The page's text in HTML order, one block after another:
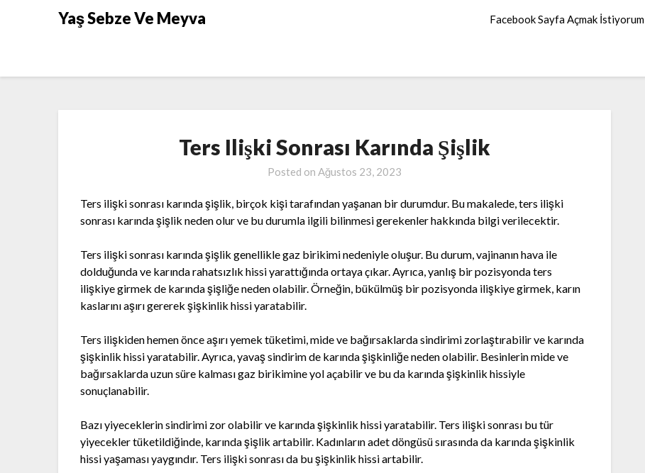
Yaş Sebze Ve Meyva Facebook Sayfa Açmak İstiyorum
Ters Ilişki Sonrası Karında Şişlik
Posted on Ağustos 23, 2023
Ters ilişki sonrası karında şişlik, birçok kişi tarafından yaşanan bir durumdur. Bu makalede, ters ilişki
sonrası karında şişlik neden olur ve bu durumla ilgili bilinmesi gerekenler hakkında bilgi verilecektir.
Ters ilişki sonrası karında şişlik genellikle gaz birikimi nedeniyle oluşur. Bu durum, vajinanın hava ile
dolduğunda ve karında rahatsızlık hissi yarattığında ortaya çıkar. Ayrıca, yanlış bir pozisyonda ters
ilişkiye girmek de karında şişliğe neden olabilir. Örneğin, bükülmüş bir pozisyonda ilişkiye girmek, karın
kaslarını aşırı gererek şişkinlik hissi yaratabilir.
Ters ilişkiden hemen önce aşırı yemek tüketimi, mide ve bağırsaklarda sindirimi zorlaştırabilir ve karında
şişkinlik hissi yaratabilir. Ayrıca, yavaş sindirim de karında şişkinliğe neden olabilir. Besinlerin mide ve
bağırsaklarda uzun süre kalması gaz birikimine yol açabilir ve bu da karında şişkinlik hissiyle
sonuçlanabilir.
Bazı yiyeceklerin sindirimi zor olabilir ve karında şişkinlik hissi yaratabilir. Ters ilişki sonrası bu tür
yiyecekler tüketildiğinde, karında şişlik artabilir. Kadınların adet döngüsü sırasında da karında şişkinlik
hissi yaşaması yaygındır. Ters ilişki sonrası da bu şişkinlik hissi artabilir.